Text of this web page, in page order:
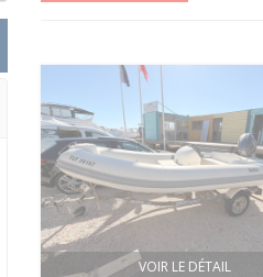
VOIR LE DÉTAIL